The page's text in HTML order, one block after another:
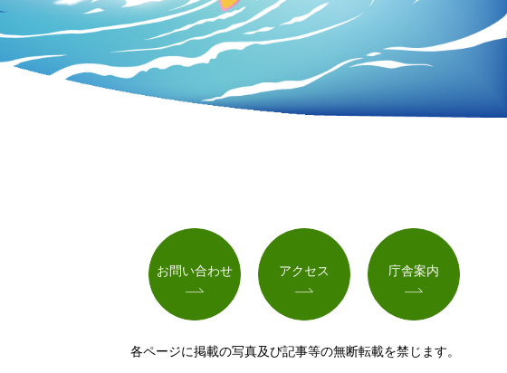
お問い合わせ アクセス 庁舎案内
各ページに掲載の写真及び記事等の無断転載を禁じます。